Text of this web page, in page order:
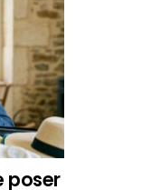
poser